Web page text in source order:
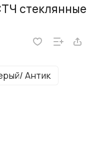
стеклянные
Антик